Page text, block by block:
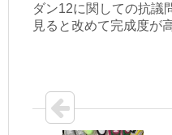
ダン12に関しての抗議
見ると改めて完成度が